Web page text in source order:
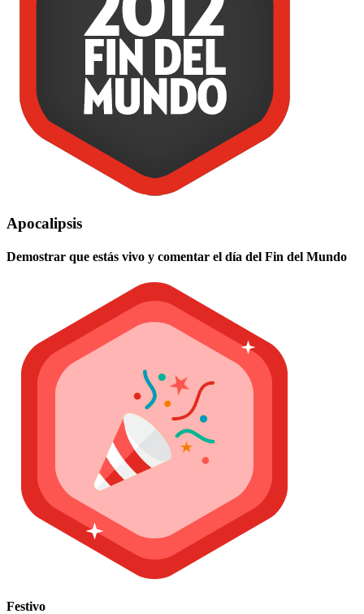
Apocalipsis
Demostrar que estás vivo y comentar el día del Fin del Mundo
Festivo